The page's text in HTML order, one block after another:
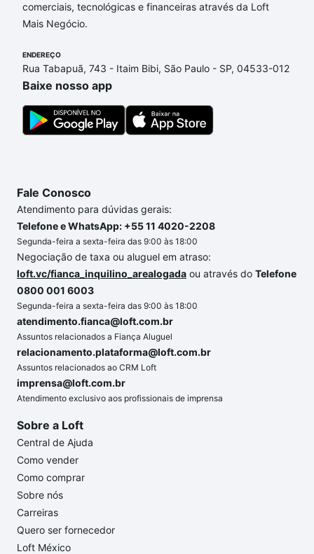
comerciais, tecnológicas e financeiras através da Loft
Mais Negócio.
ENDEREÇO
Rua Tabapuã, 743 - Itaim Bibi, São Paulo - SP, 04533-012
Baixe nosso app
Fale Conosco
Atendimento para dúvidas gerais:
Telefone e WhatsApp: +55 11 4020-2208
Segunda-feira a sexta-feira das 9:00 às 18:00
Negociação de taxa ou aluguel em atraso:
loft.vc/fianca_inquilino_arealogada ou através do Telefone
0800 001 6003
Segunda-feira a sexta-feira das 9:00 às 18:00
atendimento.fianca@loft.com.br
Assuntos relacionados a Fiança Aluguel
relacionamento.plataforma@loft.com.br
Assuntos relacionados ao CRM Loft
imprensa@loft.com.br
Atendimento exclusivo aos profissionais de imprensa
Sobre a Loft
Central de Ajuda
Como vender
Como comprar
Sobre nós
Carreiras
Quero ser fornecedor
Loft México